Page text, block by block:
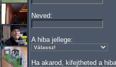
Neved:
A hiba jellege:
Ha akarod, kifejtheted a